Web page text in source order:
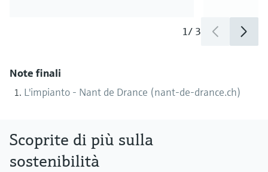
1/ 3
Note finali
L'impianto - Nant de Drance (nant-de-drance.ch)
Scoprite di più sulla
sostenibilità